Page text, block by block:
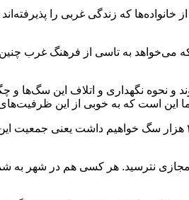
که زندگی غربی را پذیرفته‌اند
به تاسی از فرهنگ غرب چنین
و نحوه نگهداری و اتلاف این سگ‌ها و
است که به خوبی از این ظرفیت‌های
وی گفت: اگر به عنوان مثال اکنون تخمین زده می‌شود ۵ هزار سگ بلاصاحب در اهواز وجود داشته باشد، با این روند تا
نترسید. هر کسی هم در شهر به